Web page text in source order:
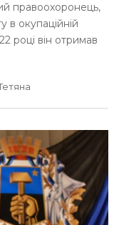
правоохоронець,
в окупаційній
році він отримав